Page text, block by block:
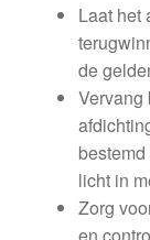
Laat het
de
Vervang
licht in
Zorg
en